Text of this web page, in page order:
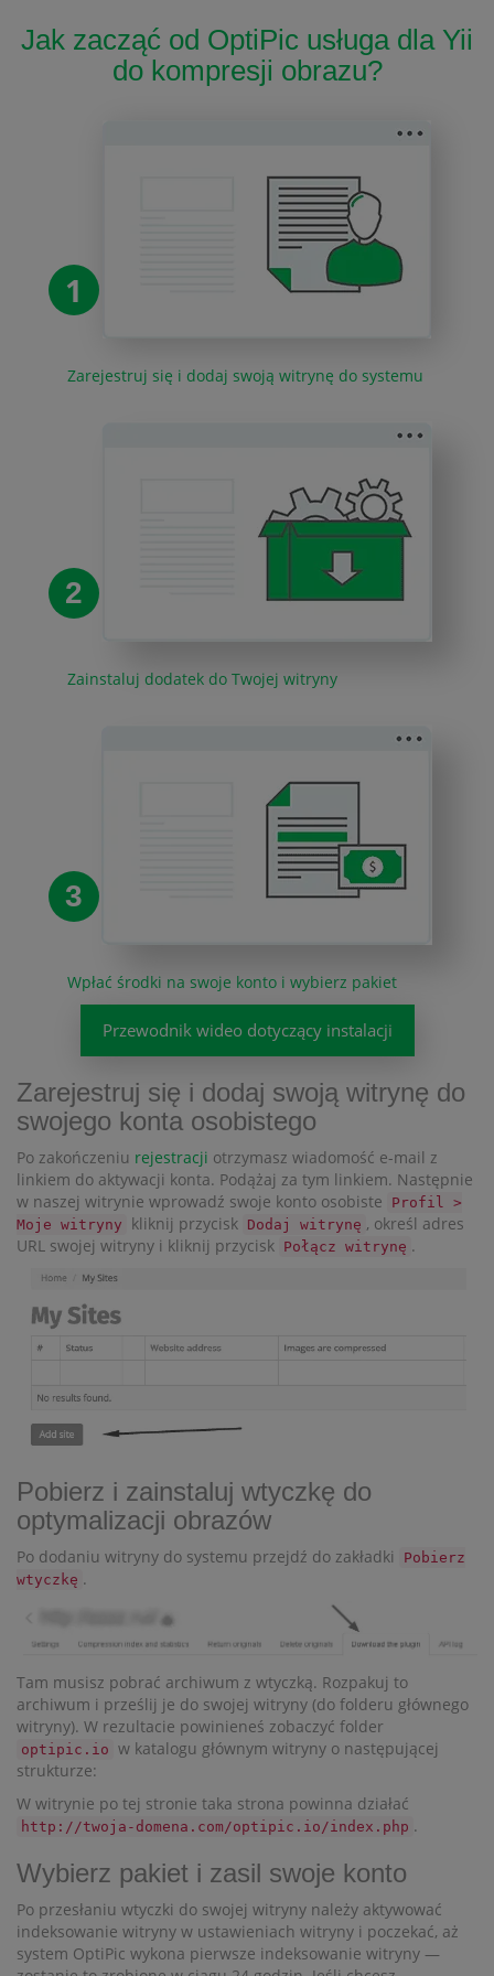
Jak zacząć od OptiPic usługa dla Yii
do kompresji obrazu?
1
Zarejestruj się i dodaj swoją witrynę do systemu
2
Zainstaluj dodatek do Twojej witryny
3
Wpłać środki na swoje konto i wybierz pakiet
Przewodnik wideo dotyczący instalacji
Zarejestruj się i dodaj swoją witrynę do
swojego konta osobistego
Po zakończeniu rejestracji otrzymasz wiadomość e-mail z
linkiem do aktywacji konta. Podążaj za tym linkiem. Następnie
w naszej witrynie wprowadź swoje konto osobiste
Profil >
Moje witryny
kliknij przycisk Dodaj witrynę , określ adres
URL swojej witryny i kliknij przycisk Połącz witrynę .
Pobierz i zainstaluj wtyczkę do
optymalizacji obrazów
Po dodaniu witryny do systemu przejdź do zakładki
Pobierz
wtyczkę .
Tam musisz pobrać archiwum z wtyczką. Rozpakuj to
archiwum i prześlij je do swojej witryny (do folderu głównego
witryny). W rezultacie powinieneś zobaczyć folder
optipic.io w katalogu głównym witryny o następującej
strukturze:
W witrynie po tej stronie taka strona powinna działać
http://twoja-domena.com/optipic.io/index.php .
Wybierz pakiet i zasil swoje konto
Po przesłaniu wtyczki do swojej witryny należy aktywować
indeksowanie witryny w ustawieniach witryny i poczekać, aż
system OptiPic wykona pierwsze indeksowanie witryny —